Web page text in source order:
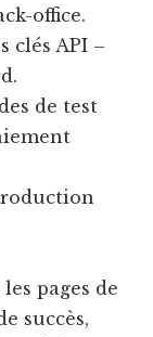
office.
clés API –
de test
pages de
succès,